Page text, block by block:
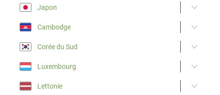
Japon
Cambodge
Corée du Sud
Luxembourg
Lettonie